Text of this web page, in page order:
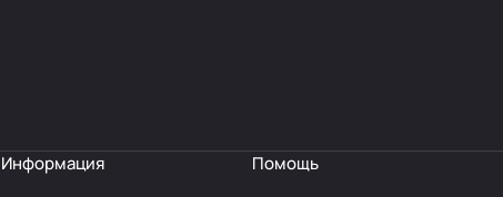
Информация Помощь